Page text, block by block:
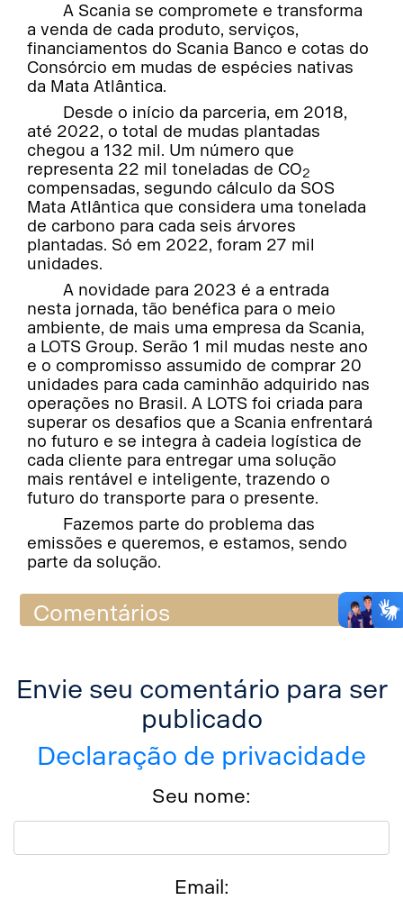
A Scania se compromete e transforma
a venda de cada produto, serviços,
financiamentos do Scania Banco e cotas do
Consórcio em mudas de espécies nativas
da Mata Atlântica.
Desde o início da parceria, em 2018,
até 2022, o total de mudas plantadas
chegou a 132 mil. Um número que
representa 22 mil toneladas de CO2
compensadas, segundo cálculo da SOS
Mata Atlântica que considera uma tonelada
de carbono para cada seis árvores
plantadas. Só em 2022, foram 27 mil
unidades.
A novidade para 2023 é a entrada
nesta jornada, tão benéfica para o meio
ambiente, de mais uma empresa da Scania,
a LOTS Group. Serão 1 mil mudas neste ano
e o compromisso assumido de comprar 20
unidades para cada caminhão adquirido nas
operações no Brasil. A LOTS foi criada para
superar os desafios que a Scania enfrentará
no futuro e se integra à cadeia logística de
cada cliente para entregar uma solução
mais rentável e inteligente, trazendo o
futuro do transporte para o presente.
Fazemos parte do problema das
emissões e queremos, e estamos, sendo
parte da solução.
Comentários
Envie seu comentário para ser
publicado
Declaração de privacidade
Seu nome:
Email: